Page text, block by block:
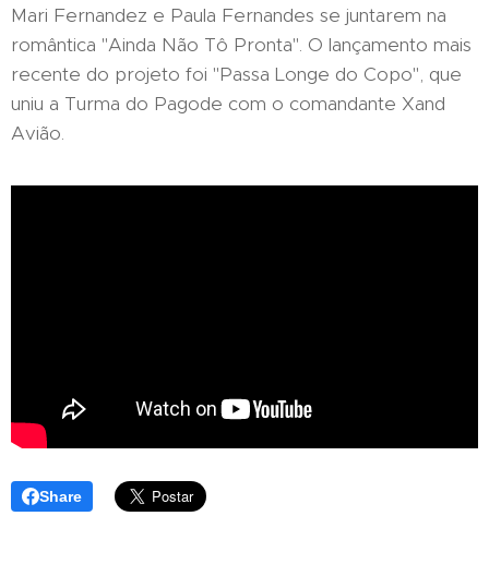
Mari Fernandez e Paula Fernandes se juntarem na
romântica "Ainda Não Tô Pronta". O lançamento mais
recente do projeto foi "Passa Longe do Copo", que
uniu a Turma do Pagode com o comandante Xand
Avião.
Share